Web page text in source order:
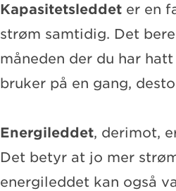
Kapasitetsleddet er en
strøm samtidig. Det
måneden der du har
bruker på en gang,
Energileddet, derimot,
Det betyr at jo mer
energileddet kan også